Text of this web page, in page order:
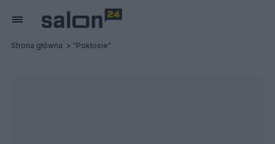
Strona główna "Pokłosie"